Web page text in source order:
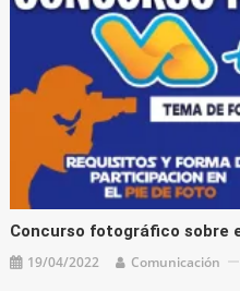
Concurso fotográfico sobre
19/04/2022 Comunicación